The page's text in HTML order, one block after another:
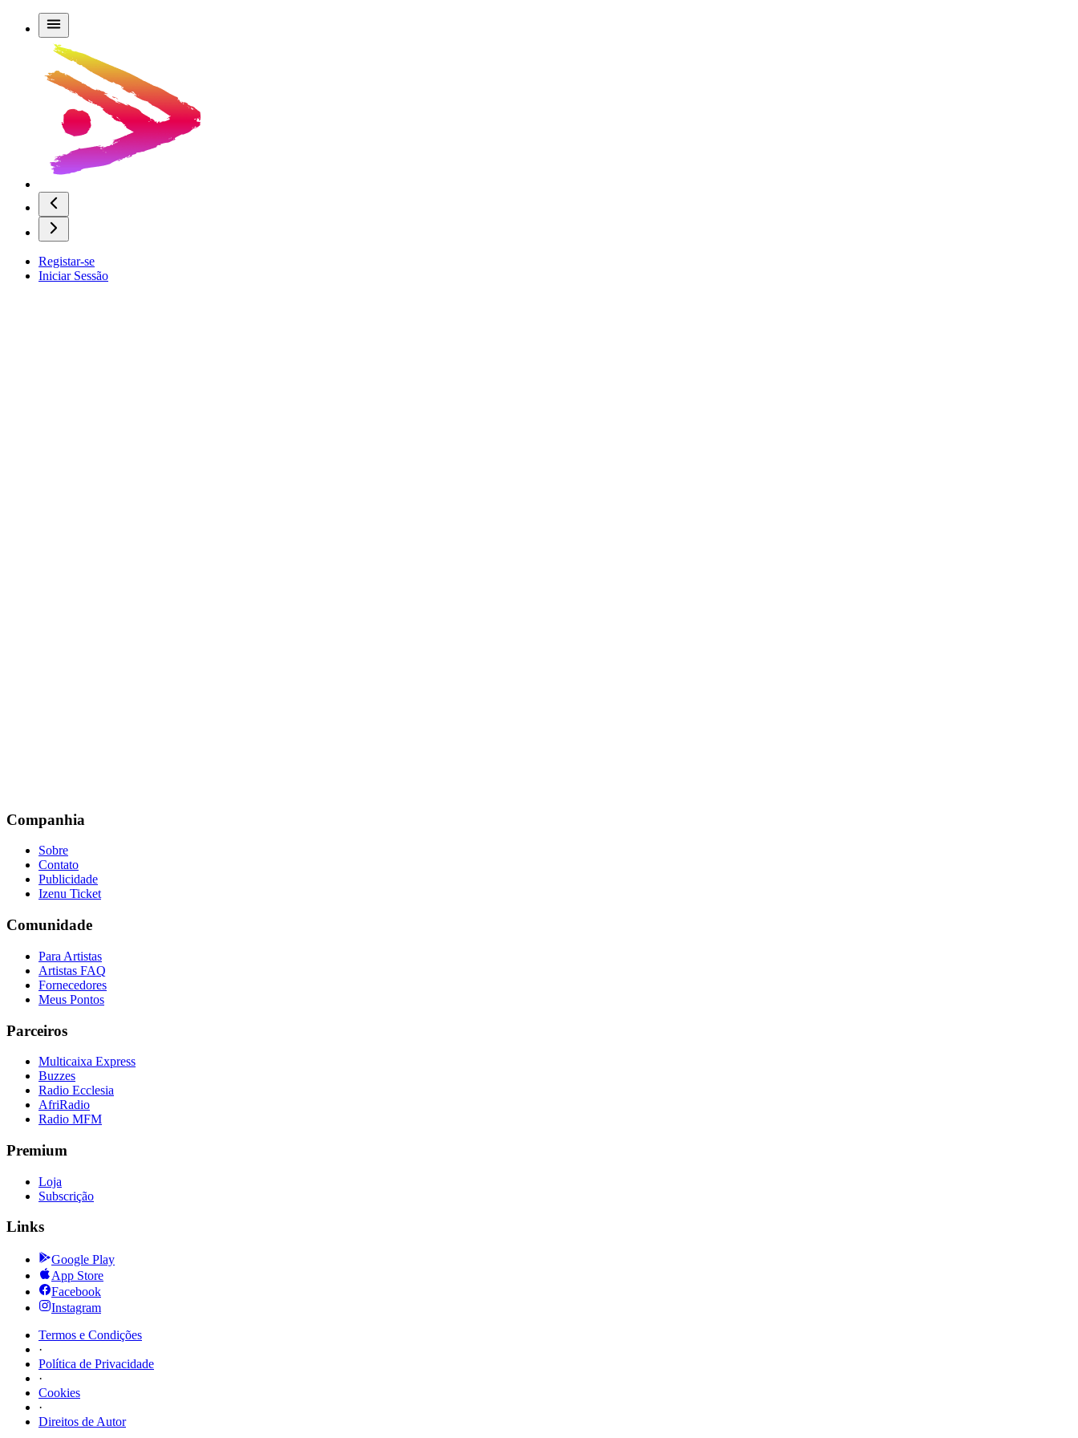
Registar-se
Iniciar Sessão
Companhia
Sobre
Contato
Publicidade
Izenu Ticket
Comunidade
Para Artistas
Artistas FAQ
Fornecedores
Meus Pontos
Parceiros
Multicaixa Express
Buzzes
Radio Ecclesia
AfriRadio
Radio MFM
Premium
Loja
Subscrição
Links
Google Play
App Store
Facebook
Instagram
Termos e Condições
·
Política de Privacidade
·
Cookies
·
Direitos de Autor